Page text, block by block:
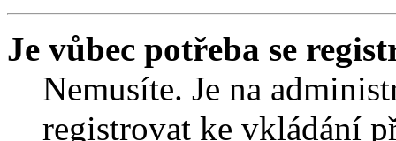
Je vůbec potřeba se
Nemusíte. Je na
registrovat ke vkládání